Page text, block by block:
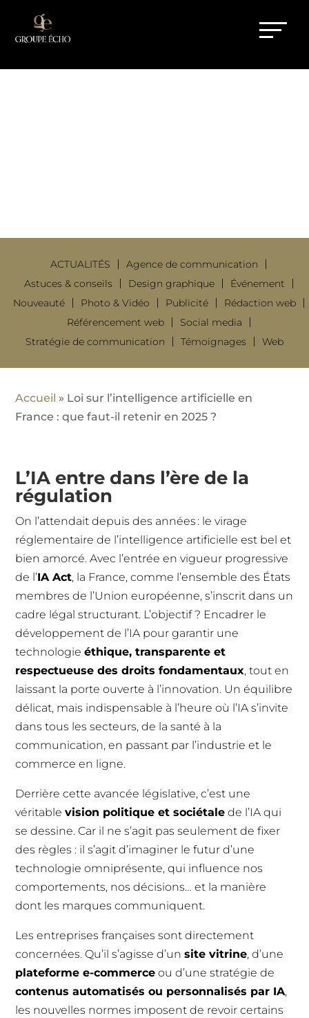
ACTUALITÉS
Agence de communication
Astuces & conseils
Design graphique
Événement
Nouveauté
Photo & Vidéo Publicité
Rédaction web
Référencement web
Social media
Stratégie de communication
Témoignages Web
Accueil » Loi sur l’intelligence artificielle en
France : que faut-il retenir en 2025 ?
L’IA entre dans l’ère de la
régulation
On l’attendait depuis des années : le virage
réglementaire de l’intelligence artificielle est bel et
bien amorcé. Avec l’entrée en vigueur progressive
de l’IA Act, la France, comme l’ensemble des États
membres de l’Union européenne, s’inscrit dans un
cadre légal structurant. L’objectif ? Encadrer le
développement de l’IA pour garantir une
technologieéthique, transparente et
respectueuse des droits fondamentaux, tout en
laissant la porte ouverte à l’innovation. Un équilibre
délicat, mais indispensable à l’heure où l’IA s’invite
dans tous les secteurs, de la santé à la
communication, en passant par l’industrie et le
commerce en ligne.
Derrière cette avancée législative, c’est une
véritablevision politique et sociétale de l’IA qui
se dessine. Car il ne s’agit pas seulement de fixer
des règles : il s’agit d’imaginer le futur d’une
technologie omniprésente, qui influence nos
comportements, nos décisions… et la manière
dont les marques communiquent.
Les entreprises françaises sont directement
concernées. Qu’il s’agisse d’unsite vitrine, d’une
plateforme e-commerce ou d’une stratégie de
contenus automatisés ou personnalisés par IA,
les nouvelles normes imposent de revoir certains